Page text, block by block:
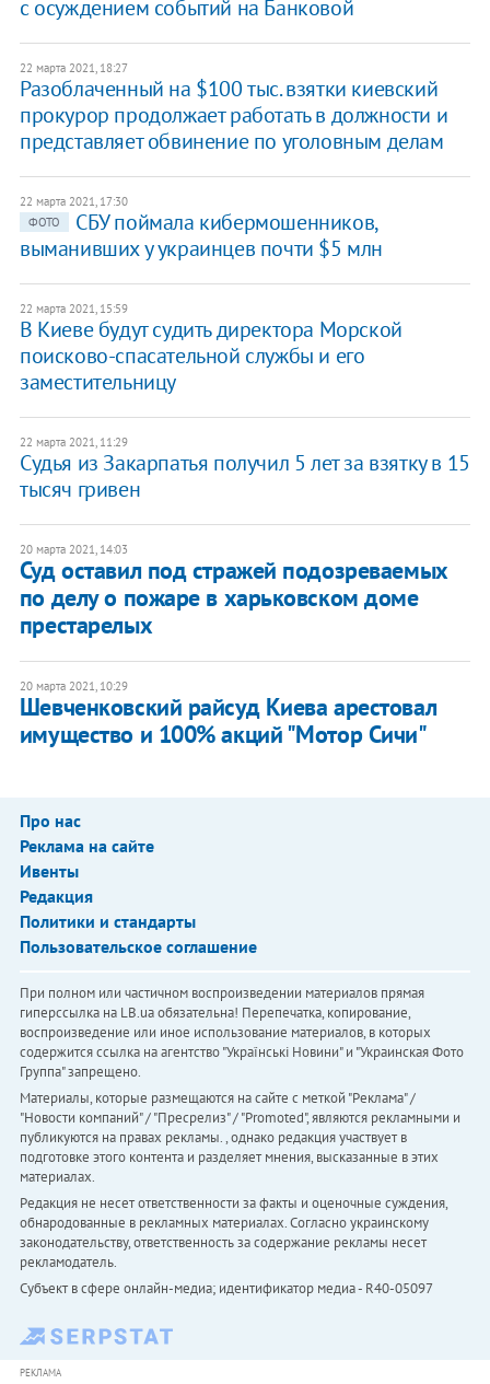
с осуждением событий на Банковой
22 марта 2021, 18:27
Разоблаченный на $100 тыс. взятки киевский
прокурор продолжает работать в должности и
представляет обвинение по уголовным делам
22 марта 2021, 17:30
ФОТО
СБУ поймала кибермошенников,
выманивших у украинцев почти $5 млн
22 марта 2021, 15:59
В Киеве будут судить директора Морской
поисково-спасательной службы и его
заместительницу
22 марта 2021, 11:29
Судья из Закарпатья получил 5 лет за взятку в 15
тысяч гривен
20 марта 2021, 14:03
Суд оставил под стражей подозреваемых
по делу о пожаре в харьковском доме
престарелых
20 марта 2021, 10:29
Шевченковский райсуд Киева арестовал
имущество и 100% акций "Мотор Сичи"
Про нас
Реклама на сайте
Ивенты
Редакция
Политики и стандарты
Пользовательское соглашение
При полном или частичном воспроизведении материалов прямая
гиперссылка на LB.ua обязательна! Перепечатка, копирование,
воспроизведение или иное использование материалов, в которых
содержится ссылка на агентство "Українськi Новини" и "Украинская Фото
Группа" запрещено.
Материалы, которые размещаются на сайте с меткой "Реклама" /
"Новости компаний" / "Пресрелиз" / "Promoted", являются рекламными и
публикуются на правах рекламы. , однако редакция участвует в
подготовке этого контента и разделяет мнения, высказанные в этих
материалах.
Редакция не несет ответственности за факты и оценочные суждения,
обнародованные в рекламных материалах. Согласно украинскому
законодательству, ответственность за содержание рекламы несет
рекламодатель.
Субъект в сфере онлайн-медиа; идентификатор медиа - R40-05097
РЕКЛАМА